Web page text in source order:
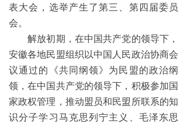
表大会，选举产生了第三、第四届委员
会。
解放初期，在中国共产党的领导下，
安徽各地民盟组织以中国人民政治协商会
议通过的《共同纲领》为民盟的政治纲
领，在中国共产党的领导下，积极参加国
家政权管理，推动盟员和民盟所联系的知
识分子学习马克思列宁主义、毛泽东思